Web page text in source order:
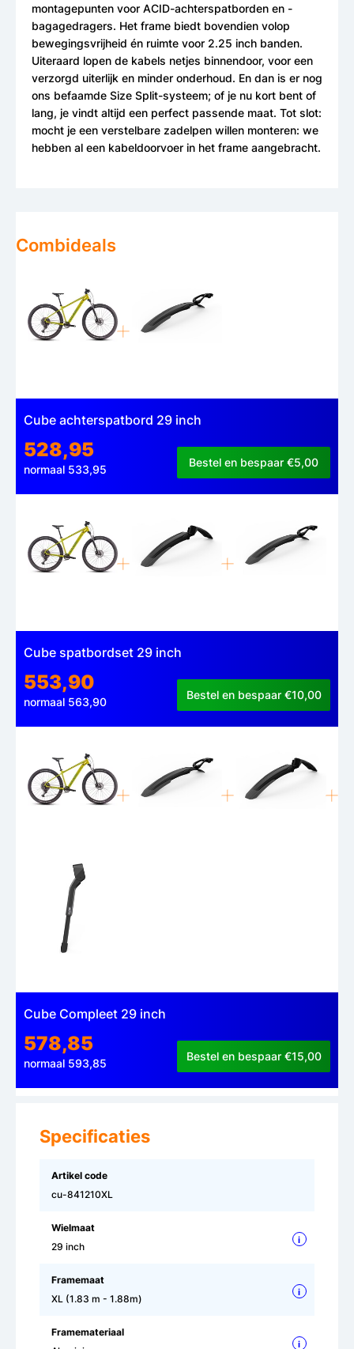
Combideals
Cube achterspatbord 29 inch
528,95
normaal 533,95
Bestel en bespaar €5,00
Cube spatbordset 29 inch
553,90
normaal 563,90
Bestel en bespaar €10,00
Cube Compleet 29 inch
578,85
normaal 593,85
Bestel en bespaar €15,00
montagepunten voor ACID-achterspatborden en -
bagagedragers. Het frame biedt bovendien volop
bewegingsvrijheid én ruimte voor 2.25 inch banden.
Uiteraard lopen de kabels netjes binnendoor, voor een
verzorgd uiterlijk en minder onderhoud. En dan is er nog
ons befaamde Size Split-systeem; of je nu kort bent of
lang, je vindt altijd een perfect passende maat. Tot slot:
mocht je een verstelbare zadelpen willen monteren: we
hebben al een kabeldoorvoer in het frame aangebracht.
Specificaties
Artikel code
cu-841210XL
Wielmaat
29 inch
i
Framemaat
XL (1.83 m - 1.88m)
i
Framemateriaal
i